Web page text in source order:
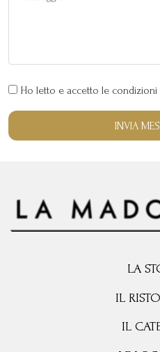
Ho letto e accetto le condizioni
INVIA
LA
IL
IL